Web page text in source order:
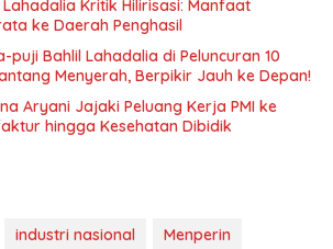
Lahadalia Kritik Hilirisasi: Manfaat
ke Daerah Penghasil
puji Bahlil Lahadalia di Peluncuran 10
Menyerah, Berpikir Jauh ke Depan!
Aryani Jajaki Peluang Kerja PMI ke
hingga Kesehatan Dibidik
industri nasional
Menperin